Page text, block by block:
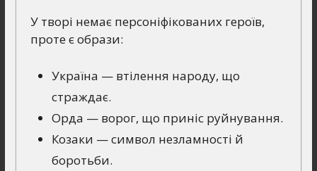
У творі немає персоніфікованих героїв,
проте є образи:
Україна — втілення народу, що
страждає.
Орда — ворог, що приніс руйнування.
Козаки — символ незламності й
боротьби.